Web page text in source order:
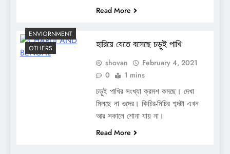
Read More
ENVIORNMENT
OTHERS
হারিয়ে যেতে বসেছে চড়ুই পাখি
shovan
February 4, 2021
0
1 mins
চড়ুই পাখির সংখ্যা ক্রমশ কমছে। দেখা
মিলছে না ওদের। কিচির-মিচির শব্দটা এখন
আর সকালে শোনা যায় না।
Read More